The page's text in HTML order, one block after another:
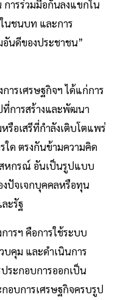
การร่วมมือกันลงแขกใน
นชนบท และการ
นดีของประชาชน”
ารเศรษฐกิจฯ ได้แก่การ
การสร้างและพัฒนา
อเสรีที่กำลังเติบโตแพร่
ด ตรงกันข้ามความคิด
สหกรณ์ อันเป็นรูปแบบ
งปัจเจกบุคคลหรือทุน
ะรัฐ
ารฯ คือการใช้ระบบ
บคุม และดำเนินการ
ระกอบการออกเป็น
อบการเศรษฐกิจครบรูป